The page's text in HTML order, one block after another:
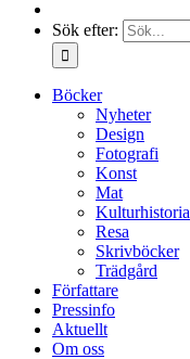
Sök efter:
Böcker
Nyheter
Design
Fotografi
Konst
Mat
Kulturhistoria
Resa
Skrivböcker
Trädgård
Författare
Pressinfo
Aktuellt
Om oss